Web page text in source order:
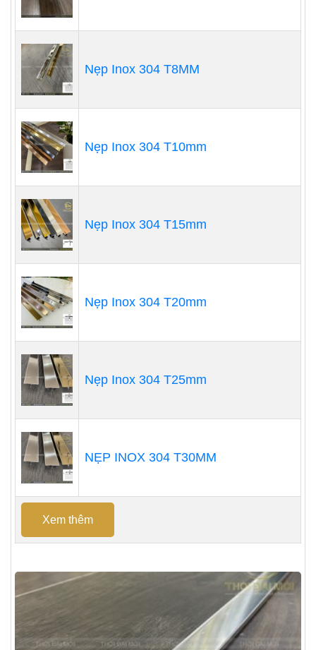
Nẹp Inox 304 T8MM
Nẹp Inox 304 T10mm
Nẹp Inox 304 T15mm
Nẹp Inox 304 T20mm
Nẹp Inox 304 T25mm
NẸP INOX 304 T30MM
Xem thêm